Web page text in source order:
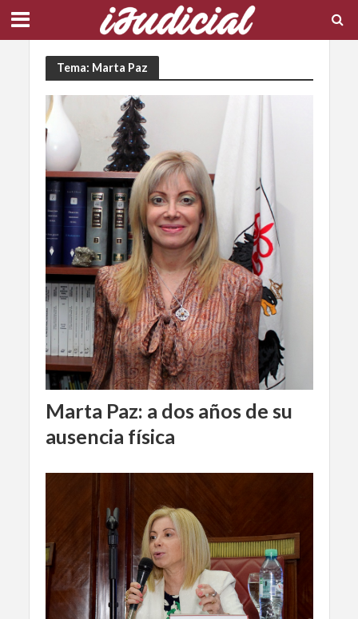
Tema: Marta Paz
Marta Paz: a dos años de su
ausencia física